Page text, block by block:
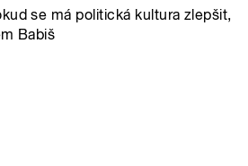
se má politická kultura zlepšit,
Babiš